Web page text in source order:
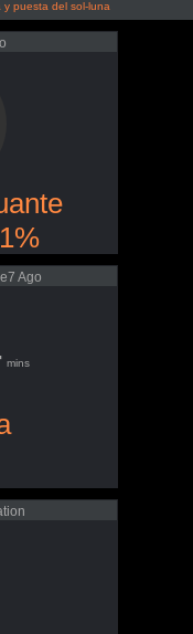
y puesta del sol-luna
Ago
mins